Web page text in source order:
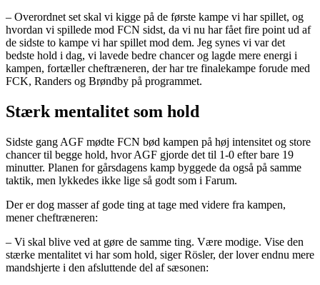
– Overordnet set skal vi kigge på de første kampe vi har spillet, og
hvordan vi spillede mod FCN sidst, da vi nu har fået fire point ud af
de sidste to kampe vi har spillet mod dem. Jeg synes vi var det
bedste hold i dag, vi lavede bedre chancer og lagde mere energi i
kampen, fortæller cheftræneren, der har tre finalekampe forude med
FCK, Randers og Brøndby på programmet.
Stærk mentalitet som hold
Sidste gang AGF mødte FCN bød kampen på høj intensitet og store
chancer til begge hold, hvor AGF gjorde det til 1-0 efter bare 19
minutter. Planen for gårsdagens kamp byggede da også på samme
taktik, men lykkedes ikke lige så godt som i Farum.
Der er dog masser af gode ting at tage med videre fra kampen,
mener cheftræneren:
– Vi skal blive ved at gøre de samme ting. Være modige. Vise den
stærke mentalitet vi har som hold, siger Rösler, der lover endnu mere
mandshjerte i den afsluttende del af sæsonen: